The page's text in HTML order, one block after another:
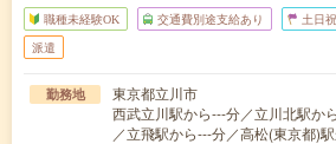
職種未経験OK 交通費別途支給あり 土日
派遣
勤務地
東京都立川市
西武立川駅から---分／立川北駅か
／立飛駅から---分／高松(東京都)